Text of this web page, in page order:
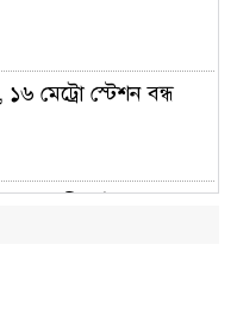
১৬ মেট্রো স্টেশন বন্ধ